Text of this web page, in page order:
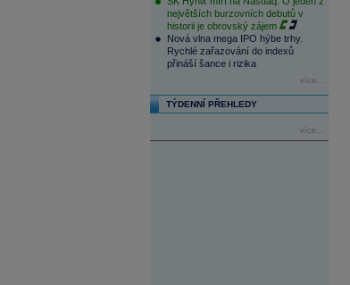
největších burzovních debutů v
historii je obrovský zájem
Nová vlna mega IPO hýbe trhy.
Rychlé zařazování do indexů
přináší šance i rizika
více...
TÝDENNÍ PŘEHLEDY
více...